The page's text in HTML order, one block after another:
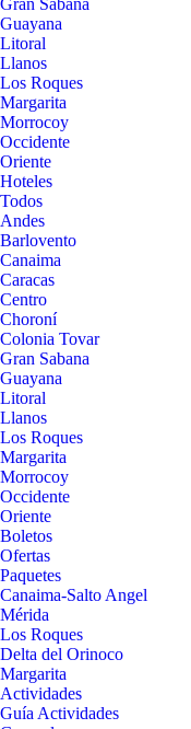
Gran Sabana
Guayana
Litoral
Llanos
Los Roques
Margarita
Morrocoy
Occidente
Oriente
Hoteles
Todos
Andes
Barlovento
Canaima
Caracas
Centro
Choroní
Colonia Tovar
Gran Sabana
Guayana
Litoral
Llanos
Los Roques
Margarita
Morrocoy
Occidente
Oriente
Boletos
Ofertas
Paquetes
Canaima-Salto Angel
Mérida
Los Roques
Delta del Orinoco
Margarita
Actividades
Guía Actividades